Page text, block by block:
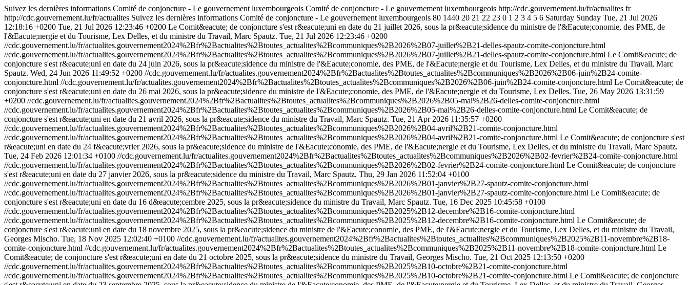
Suivez les dernières informations Comité de conjoncture - Le gouvernement luxembourgeois Comité de conjoncture - Le gouvernement luxembourgeois http://cdc.gouvernement.lu/fr/actualites fr
http://cdc.gouvernement.lu/fr/actualites Suivez les dernières informations Comité de conjoncture - Le gouvernement luxembourgeois 80 1440 20 21 22 23 0 1 2 3 4 5 6 Saturday Sunday Tue, 21 Jul 2026
12:18:16 +0200 Tue, 21 Jul 2026 12:23:46 +0200 Le Comit&eacute; de conjoncture s'est r&eacute;uni en date du 21 juillet 2026, sous la pr&eacute;sidence du ministre de l'&Eacute;conomie, des PME, de
l'&Eacute;nergie et du Tourisme, Lex Delles, et du ministre du Travail, Marc Spautz. Tue, 21 Jul 2026 12:23:46 +0200
//cdc.gouvernement.lu/fr/actualites.gouvernement2024%2Bfr%2Bactualites%2Btoutes_actualites%2Bcommuniques%2B2026%2B07-juillet%2B21-delles-spautz-comite-conjoncture.html
//cdc.gouvernement.lu/fr/actualites.gouvernement2024%2Bfr%2Bactualites%2Btoutes_actualites%2Bcommuniques%2B2026%2B07-juillet%2B21-delles-spautz-comite-conjoncture.html Le Comit&eacute; de
conjoncture s'est r&eacute;uni en date du 24 juin 2026, sous la pr&eacute;sidence du ministre de l'&Eacute;conomie, des PME, de l'&Eacute;nergie et du Tourisme, Lex Delles, et du ministre du Travail, Marc
Spautz. Wed, 24 Jun 2026 11:49:52 +0200 //cdc.gouvernement.lu/fr/actualites.gouvernement2024%2Bfr%2Bactualites%2Btoutes_actualites%2Bcommuniques%2B2026%2B06-juin%2B24-comite-
conjoncture.html //cdc.gouvernement.lu/fr/actualites.gouvernement2024%2Bfr%2Bactualites%2Btoutes_actualites%2Bcommuniques%2B2026%2B06-juin%2B24-comite-conjoncture.html Le Comit&eacute; de
conjoncture s'est r&eacute;uni en date du 26 mai 2026, sous la pr&eacute;sidence du ministre de l'&Eacute;conomie, des PME, de l'&Eacute;nergie et du Tourisme, Lex Delles. Tue, 26 May 2026 13:31:59
+0200 //cdc.gouvernement.lu/fr/actualites.gouvernement2024%2Bfr%2Bactualites%2Btoutes_actualites%2Bcommuniques%2B2026%2B05-mai%2B26-delles-comite-conjoncture.html
//cdc.gouvernement.lu/fr/actualites.gouvernement2024%2Bfr%2Bactualites%2Btoutes_actualites%2Bcommuniques%2B2026%2B05-mai%2B26-delles-comite-conjoncture.html Le Comit&eacute; de
conjoncture s'est r&eacute;uni en date du 21 avril 2026, sous la pr&eacute;sidence du ministre du Travail, Marc Spautz. Tue, 21 Apr 2026 11:35:57 +0200
//cdc.gouvernement.lu/fr/actualites.gouvernement2024%2Bfr%2Bactualites%2Btoutes_actualites%2Bcommuniques%2B2026%2B04-avril%2B21-comite-conjoncture.html
//cdc.gouvernement.lu/fr/actualites.gouvernement2024%2Bfr%2Bactualites%2Btoutes_actualites%2Bcommuniques%2B2026%2B04-avril%2B21-comite-conjoncture.html Le Comit&eacute; de conjoncture s'est
r&eacute;uni en date du 24 f&eacute;vrier 2026, sous la pr&eacute;sidence du ministre de l'&Eacute;conomie, des PME, de l'&Eacute;nergie et du Tourisme, Lex Delles, et du ministre du Travail, Marc Spautz.
Tue, 24 Feb 2026 12:01:34 +0100 //cdc.gouvernement.lu/fr/actualites.gouvernement2024%2Bfr%2Bactualites%2Btoutes_actualites%2Bcommuniques%2B2026%2B02-fevrier%2B24-comite-conjoncture.html
//cdc.gouvernement.lu/fr/actualites.gouvernement2024%2Bfr%2Bactualites%2Btoutes_actualites%2Bcommuniques%2B2026%2B02-fevrier%2B24-comite-conjoncture.html Le Comit&eacute; de conjoncture
s'est r&eacute;uni en date du 27 janvier 2026, sous la pr&eacute;sidence du ministre du Travail, Marc Spautz. Thu, 29 Jan 2026 11:52:04 +0100
//cdc.gouvernement.lu/fr/actualites.gouvernement2024%2Bfr%2Bactualites%2Btoutes_actualites%2Bcommuniques%2B2026%2B01-janvier%2B27-spautz-comite-conjoncture.html
//cdc.gouvernement.lu/fr/actualites.gouvernement2024%2Bfr%2Bactualites%2Btoutes_actualites%2Bcommuniques%2B2026%2B01-janvier%2B27-spautz-comite-conjoncture.html Le Comit&eacute; de
conjoncture s'est r&eacute;uni en date du 16 d&eacute;cembre 2025, sous la pr&eacute;sidence du ministre du Travail, Marc Spautz. Tue, 16 Dec 2025 10:45:58 +0100
//cdc.gouvernement.lu/fr/actualites.gouvernement2024%2Bfr%2Bactualites%2Btoutes_actualites%2Bcommuniques%2B2025%2B12-decembre%2B16-comite-conjoncture.html
//cdc.gouvernement.lu/fr/actualites.gouvernement2024%2Bfr%2Bactualites%2Btoutes_actualites%2Bcommuniques%2B2025%2B12-decembre%2B16-comite-conjoncture.html Le Comit&eacute; de
conjoncture s'est r&eacute;uni en date du 18 novembre 2025, sous la pr&eacute;sidence du ministre de l'&Eacute;conomie, des PME, de l'&Eacute;nergie et du Tourisme, Lex Delles, et du ministre du Travail,
Georges Mischo. Tue, 18 Nov 2025 12:02:40 +0100 //cdc.gouvernement.lu/fr/actualites.gouvernement2024%2Bfr%2Bactualites%2Btoutes_actualites%2Bcommuniques%2B2025%2B11-novembre%2B18-
comite-conjoncture.html //cdc.gouvernement.lu/fr/actualites.gouvernement2024%2Bfr%2Bactualites%2Btoutes_actualites%2Bcommuniques%2B2025%2B11-novembre%2B18-comite-conjoncture.html Le
Comit&eacute; de conjoncture s'est r&eacute;uni en date du 21 octobre 2025, sous la pr&eacute;sidence du ministre du Travail, Georges Mischo. Tue, 21 Oct 2025 12:13:50 +0200
//cdc.gouvernement.lu/fr/actualites.gouvernement2024%2Bfr%2Bactualites%2Btoutes_actualites%2Bcommuniques%2B2025%2B10-octobre%2B21-comite-conjoncture.html
//cdc.gouvernement.lu/fr/actualites.gouvernement2024%2Bfr%2Bactualites%2Btoutes_actualites%2Bcommuniques%2B2025%2B10-octobre%2B21-comite-conjoncture.html Le Comit&eacute; de conjoncture